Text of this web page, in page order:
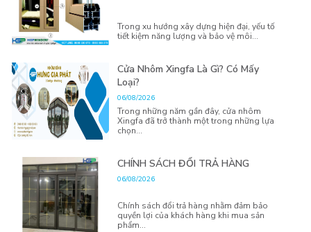
Trong xu hướng xây dựng hiện đại, yếu tố
tiết kiệm năng lượng và bảo vệ môi...
Cửa Nhôm Xingfa Là Gì? Có Mấy
Loại?
06/08/2026
Trong những năm gần đây, cửa nhôm
Xingfa đã trở thành một trong những lựa
chọn...
CHÍNH SÁCH ĐỔI TRẢ HÀNG
06/08/2026
Chính sách đổi trả hàng nhằm đảm bảo
quyền lợi của khách hàng khi mua sản
phẩm...